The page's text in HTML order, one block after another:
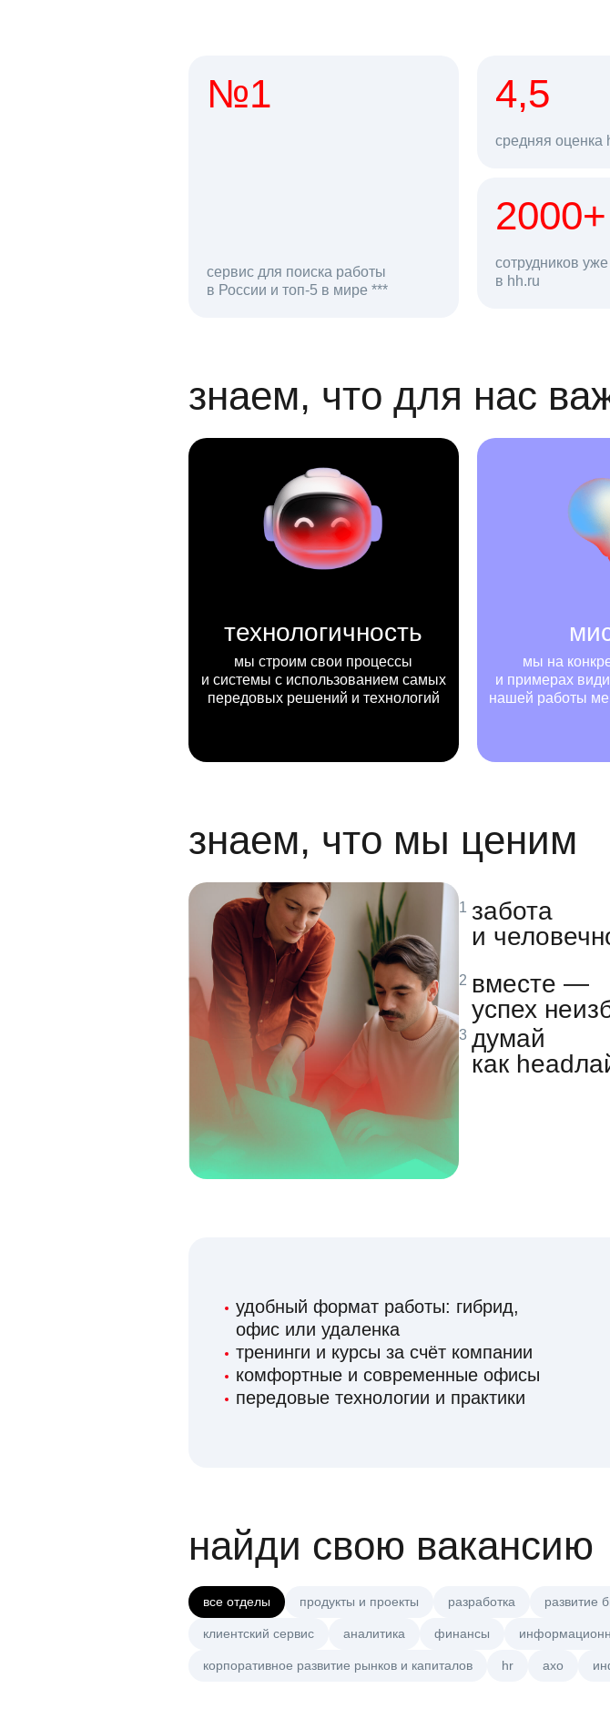
№1
сервис для поиска работы
в России и топ-5 в мире ***
откликов на вакансии
4,5
средняя оценка
2000+
сотрудников
в hh.ru
знаем, что для нас
технологичность
мы строим свои процессы
и системы с использованием самых
передовых решений и технологий
мы на
и примерах
нашей работы
знаем, что мы ценим
забота
и
вместе —
успех
думай
как
удобный формат работы: гибрид,
офис или удаленка
тренинги и курсы за счёт компании
комфортные и современные офисы
передовые технологии и практики
найди свою вакансию
все отделы продукты и проекты разработка развитие
клиентский сервис аналитика финансы
корпоративное развитие рынков и капиталов hr axo